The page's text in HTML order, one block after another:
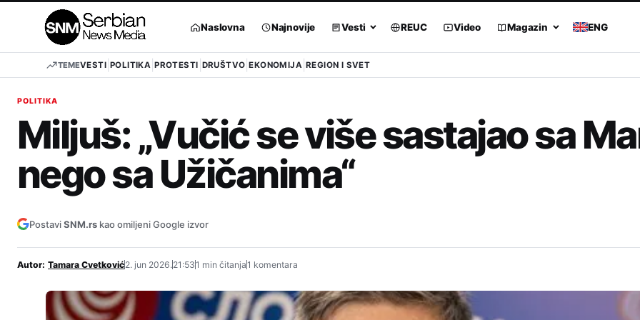
Naslovna Najnovije Vesti REUC Video Magazin ENG
TEMEVESTI POLITIKA PROTESTI DRUŠTVO EKONOMIJA REGION I SVET
POLITIKA
Miljuš: „Vučić se više sastajao sa
nego sa Užičanima“
PostaviSNM.rs kao omiljeni Google izvor
Autor: Tamara Cvetković2. jun 2026.21:531 min čitanja1 komentara